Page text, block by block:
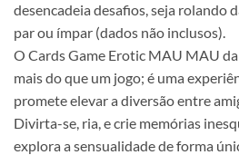
desencadeia desafios, seja rolando
par ou ímpar (dados não inclusos).
O Cards Game Erotic MAU MAU
mais do que um jogo; é uma
promete elevar a diversão entre
Divirta-se, ria, e crie memórias
explora a sensualidade de forma